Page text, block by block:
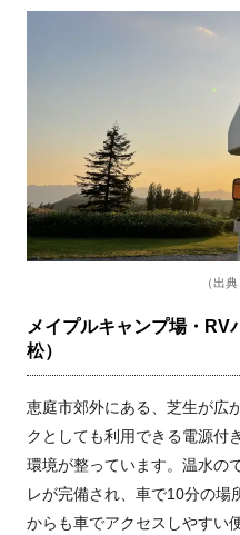
（出
メイプルキャンプ場・RV
松）
恵庭市郊外にある、芝生が広
クとしても利用できる電源付
環境が整っています。温水の
レが完備され、車で10分の場
からも車でアクセスしやすい